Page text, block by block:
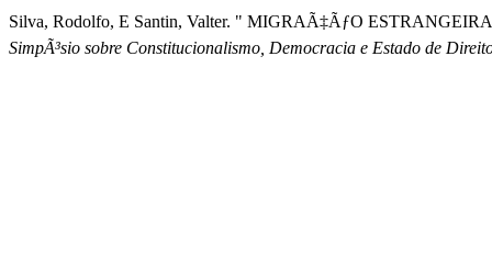
Silva, Rodolfo, E Santin, Valter. " MIGRAÃ‡ÃƒO
SimpÃ³sio sobre Constitucionalismo, Democracia e Estado de